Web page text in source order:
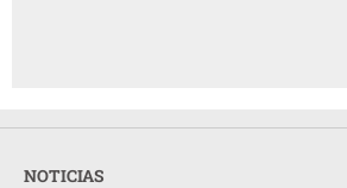
NOTICIAS